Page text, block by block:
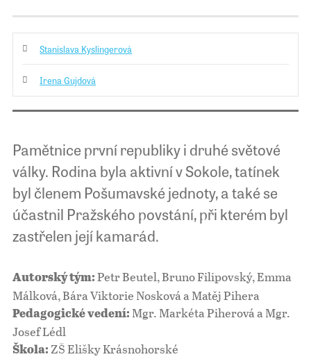
Stanislava Kyslingerová
Irena Gujdová
Pamětnice první republiky i druhé světové
války. Rodina byla aktivní v Sokole, tatínek
byl členem Pošumavské jednoty, a také se
účastnil Pražského povstání, při kterém byl
zastřelen její kamarád.
Autorský tým: Petr Beutel, Bruno Filipovský, Emma
Málková, Bára Viktorie Nosková a Matěj Pihera
Pedagogické vedení: Mgr. Markéta Piherová a Mgr.
Josef Lédl
Škola: ZŠ Elišky Krásnohorské